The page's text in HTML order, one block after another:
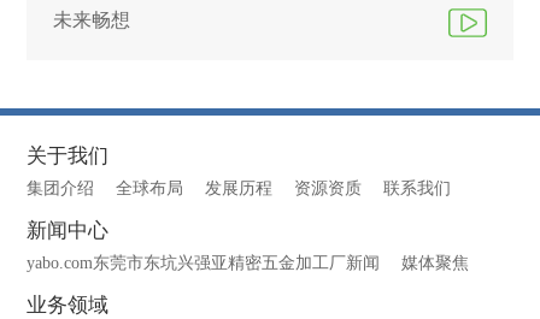
未来畅想
关于我们
集团介绍 全球布局 发展历程 资源资质 联系我们
新闻中心
yabo.com东莞市东坑兴强亚精密五金加工厂新闻 媒体聚焦
业务领域